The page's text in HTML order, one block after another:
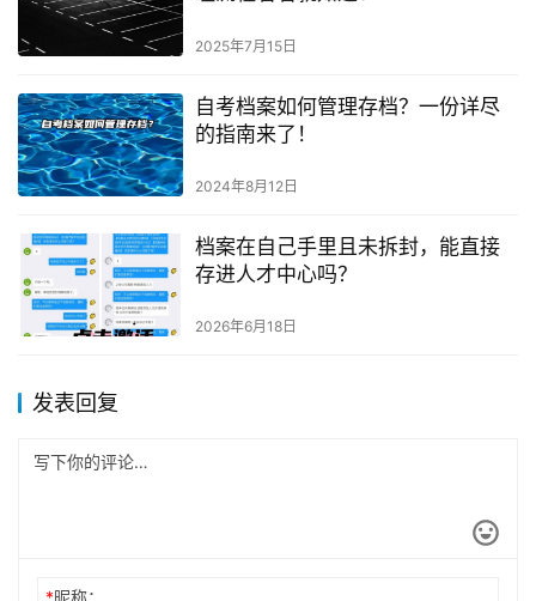
2025年7月15日
自考档案如何管理存档？一份详尽
的指南来了！
2024年8月12日
档案在自己手里且未拆封，能直接
存进人才中心吗？
2026年6月18日
发表回复
*昵称：